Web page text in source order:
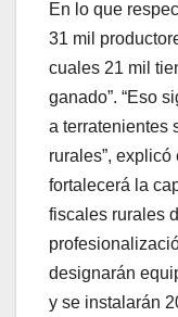
En lo que
31 mil
cuales 21 mil
ganado”. “Eso
a terratenientes
rurales”,
fortalecerá la
fiscales rurales
designarán
y se instalarán